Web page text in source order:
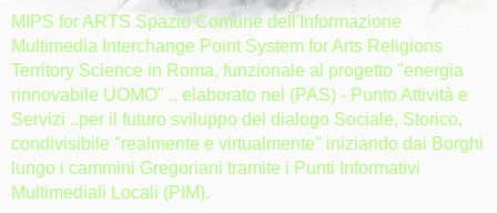
MIPS for ARTS Spazio Comune dell'Informazione
Multimedia Interchange Point System for Arts Religions
Territory Science in Roma, funzionale al progetto "energia
rinnovabile UOMO" .. elaborato nel (PAS) - Punto Attività e
Servizi ..per il futuro sviluppo del dialogo Sociale, Storico,
condivisibile "realmente e virtualmente" iniziando dai Borghi
lungo i cammini Gregoriani tramite i Punti Informativi
Multimediali Locali (PIM).